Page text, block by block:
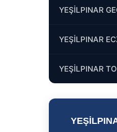
YEŞİLPINAR
YEŞİLPINAR
YEŞİLPINAR